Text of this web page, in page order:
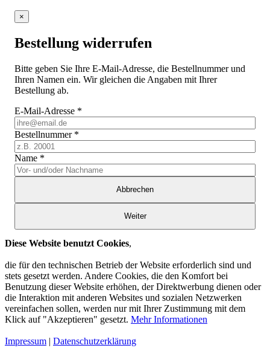
×
Bestellung widerrufen
Bitte geben Sie Ihre E-Mail-Adresse, die Bestellnummer und
Ihren Namen ein. Wir gleichen die Angaben mit Ihrer
Bestellung ab.
E-Mail-Adresse *
Bestellnummer *
Name *
Abbrechen
Weiter
Diese Website benutzt Cookies,
die für den technischen Betrieb der Website erforderlich sind und
stets gesetzt werden. Andere Cookies, die den Komfort bei
Benutzung dieser Website erhöhen, der Direktwerbung dienen oder
die Interaktion mit anderen Websites und sozialen Netzwerken
vereinfachen sollen, werden nur mit Ihrer Zustimmung mit dem
Klick auf "Akzeptieren" gesetzt. Mehr Informationen
Impressum | Datenschutzerklärung